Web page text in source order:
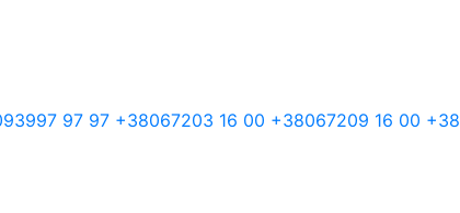
997 97 97 +38067203 16 00 +38067209 16 00 +38